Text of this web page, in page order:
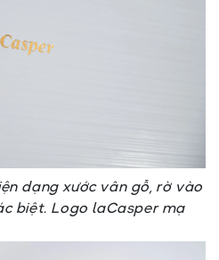
dạng xước vân gỗ, rờ vào
biệt. Logo laCasper mạ